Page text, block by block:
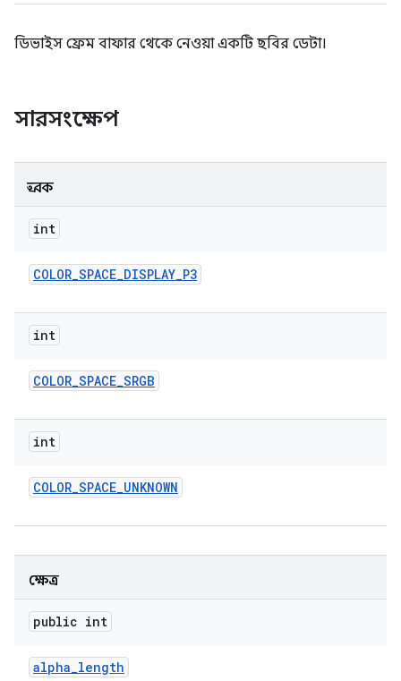
ডিভাইস ফ্রেম বাফার থেকে নেওয়া একটি ছবির ডেটা।
সারসংক্ষেপ
ধ্রুবক
int
COLOR_SPACE_DISPLAY_P3
int
COLOR_SPACE_SRGB
int
COLOR_SPACE_UNKNOWN
ক্ষেত্র
public int
alpha_length